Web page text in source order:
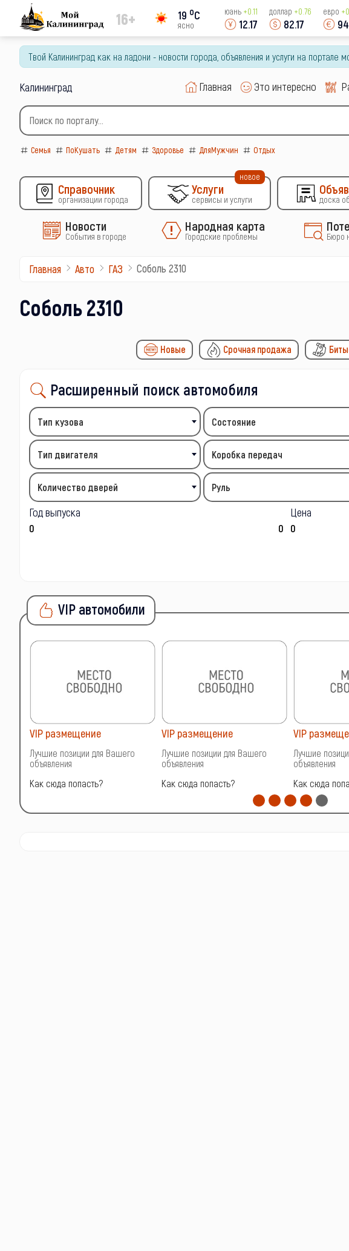
16+ 19 oC
ясно
юань +0.11
12.17
доллар +0.76
82.17
евро
Твой Калининград как на ладони - новости города, объявления и услуги на портале
Калининград Главная Это интересно
Семья ПоКушать Детям Здоровье ДляМужчин Отдых
Справочник
организации города
Услуги
сервисы и услуги
новое
доска
Новости
События в городе
Народная карта
Городские проблемы Бюро
Главная Авто ГАЗ Соболь 2310
Соболь 2310
Новые Срочная продажа
Расширенный поиск автомобиля
Тип кузова Состояние
Тип двигателя Коробка передач
Количество дверей Руль
Год выпуска Цена
VIP автомобили
VIP размещение
Лучшие позиции для Вашего
объявления
Как сюда попасть?
VIP размещение
Лучшие позиции для Вашего
объявления
Как сюда попасть?
VIP
Лучшие
объявления
Как сюда